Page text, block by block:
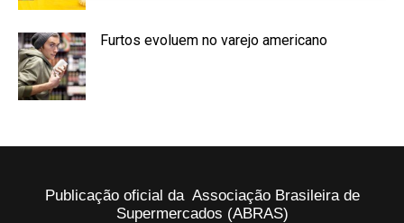
Furtos evoluem no varejo americano
Publicação oficial da Associação Brasileira de
Supermercados (ABRAS)